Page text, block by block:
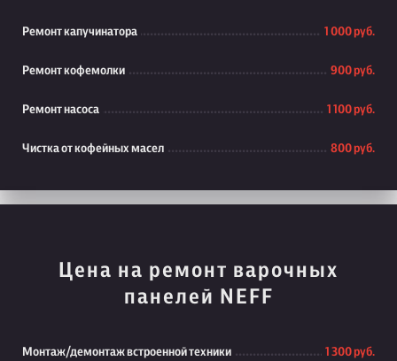
Ремонт капучинатора 1 000 руб.
Ремонт кофемолки 900 руб.
Ремонт насоса 1 100 руб.
Чистка от кофейных масел 800 руб.
Цена на ремонт варочных
панелей NEFF
Монтаж/демонтаж встроенной техники 1 300 руб.